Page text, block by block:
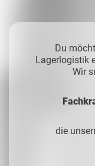
Du
Lagerlogistik
Wir
die